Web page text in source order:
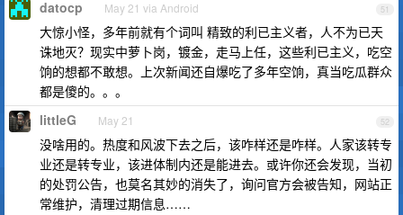
51
datocp May 21 via Android
大惊小怪，多年前就有个词叫 精致的利已主义者，人不为已天
诛地灭？现实中萝卜岗，镀金，走马上任，这些利已主义，吃空
饷的想都不敢想。上次新闻还自爆吃了多年空饷，真当吃瓜群众
都是傻的。。。
52
littleG May 21
没啥用的。热度和风波下去之后，该咋样还是咋样。人家该转专
业还是转专业，该进体制内还是能进去。或许你还会发现，当初
的处罚公告，也莫名其妙的消失了，询问官方会被告知，网站正
常维护，清理过期信息……